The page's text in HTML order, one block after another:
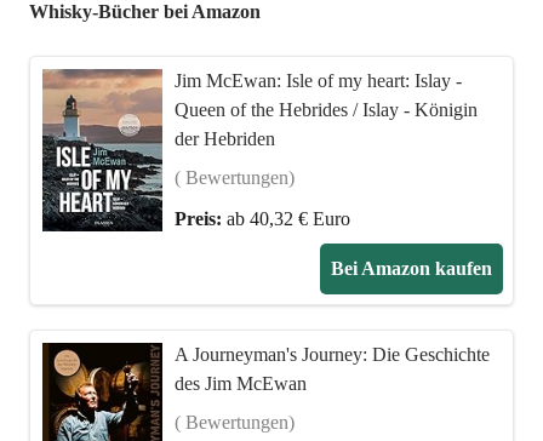
Whisky-Bücher bei Amazon
Jim McEwan: Isle of my heart: Islay -
Queen of the Hebrides / Islay - Königin
der Hebriden
( Bewertungen)
Preis: ab 40,32 € Euro
Bei Amazon kaufen
A Journeyman's Journey: Die Geschichte
des Jim McEwan
( Bewertungen)